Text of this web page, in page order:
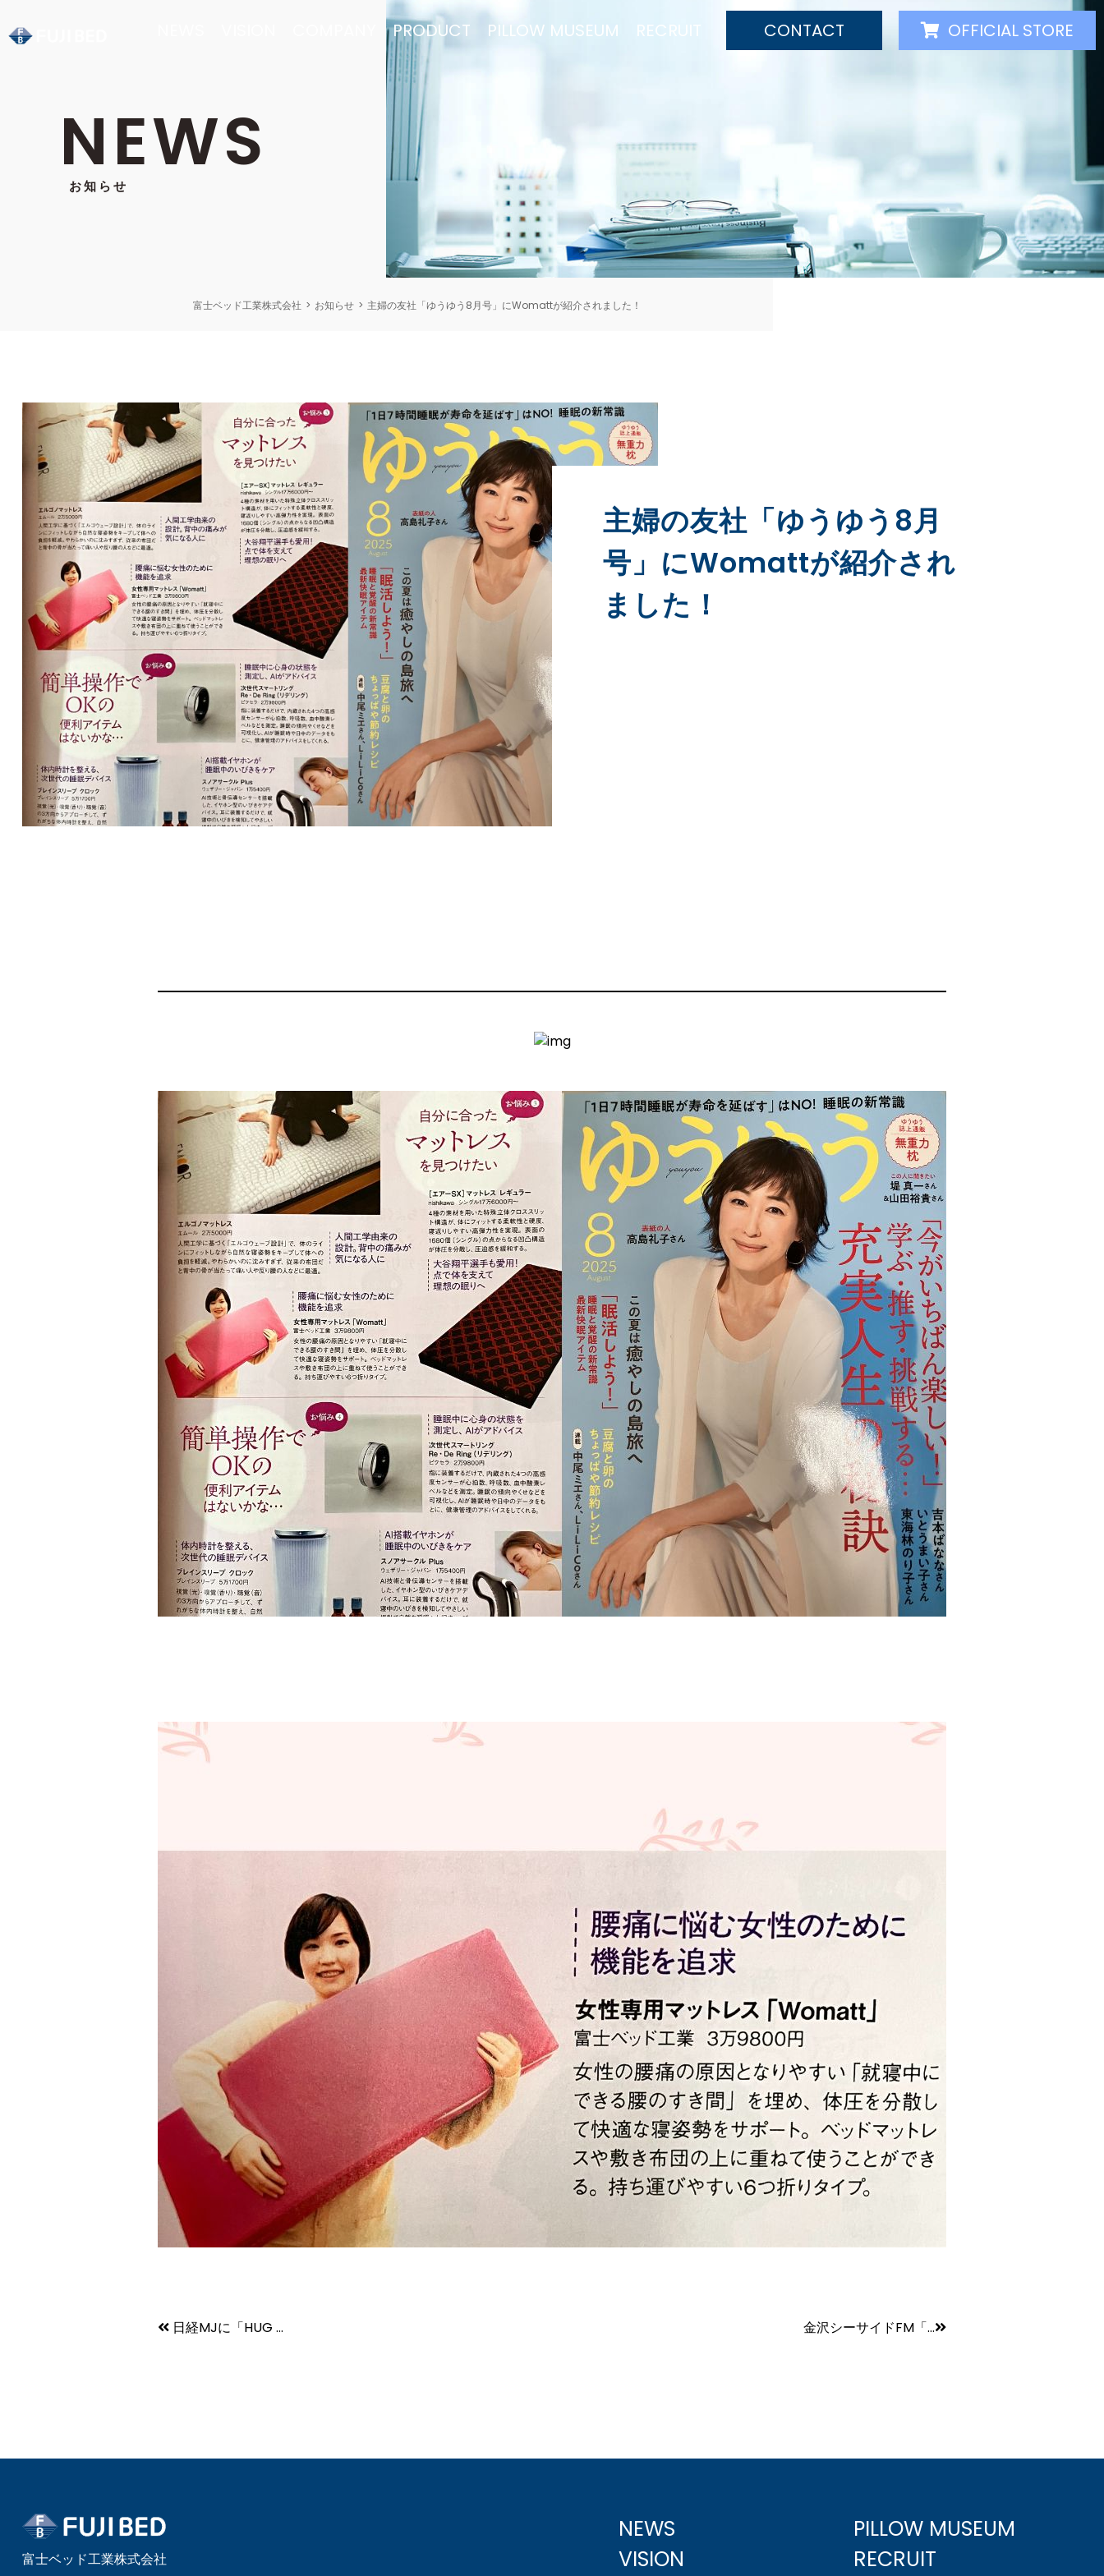
PRODUCT PILLOW MUSEUM RECRUIT CONTACT OFFICIAL STORE
NEWS
お知らせ
富士ベッド工業株式会社 > お知らせ > 主婦の友社「ゆうゆう8月号」にWomattが紹介されました！
主婦の友社「ゆうゆう8月
号」にWomattが紹介され
ました！
日経MJに「HUG ... 金沢シーサイドFM「...
富士ベッド工業株式会社
NEWS
VISION
PILLOW MUSEUM
RECRUIT